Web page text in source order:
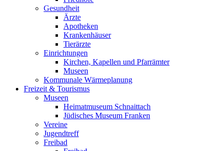
Gesundheit
Ärzte
Apotheken
Krankenhäuser
Tierärzte
Einrichtungen
Kirchen, Kapellen und Pfarrämter
Museen
Kommunale Wärmeplanung
Freizeit & Tourismus
Museen
Heimatmuseum Schnaittach
Jüdisches Museum Franken
Vereine
Jugendtreff
Freibad